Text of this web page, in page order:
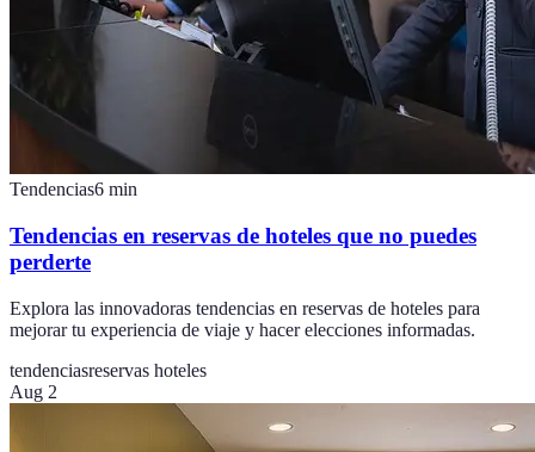
Tendencias6 min
Tendencias en reservas de hoteles que no puedes
perderte
Explora las innovadoras tendencias en reservas de hoteles para
mejorar tu experiencia de viaje y hacer elecciones informadas.
tendenciasreservas hoteles
Aug 2